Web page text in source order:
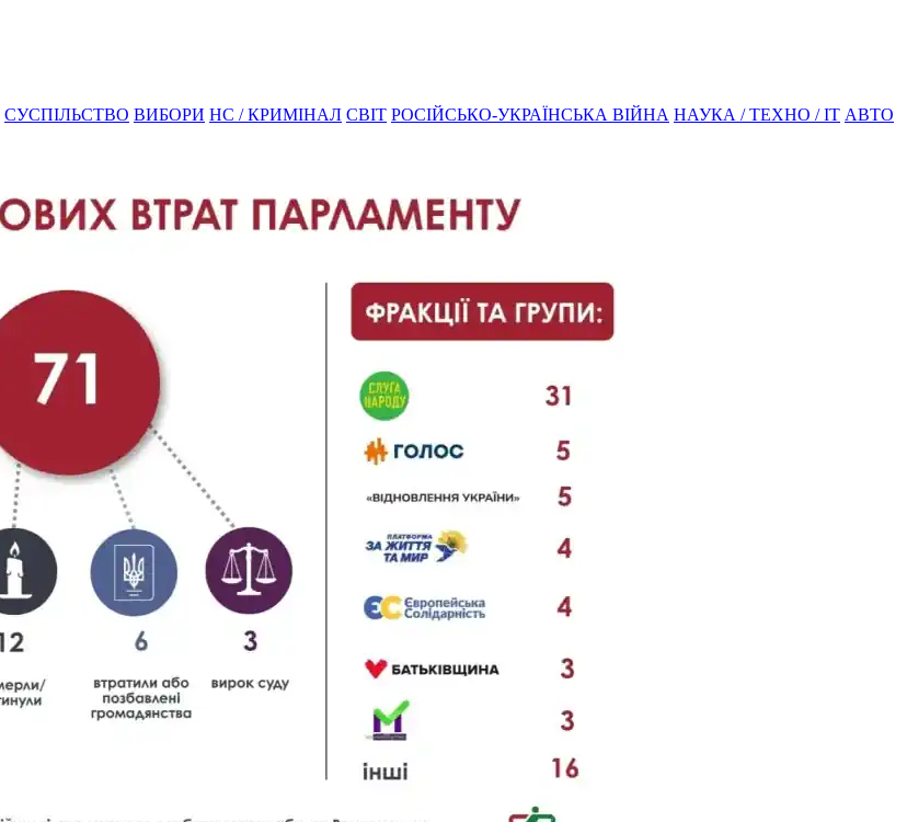
СУСПІЛЬСТВО ВИБОРИ НС / КРИМІНАЛ СВІТ РОСІЙСЬКО-УКРАЇНСЬКА ВІЙНА НАУКА / ТЕХНО / IT АВТО